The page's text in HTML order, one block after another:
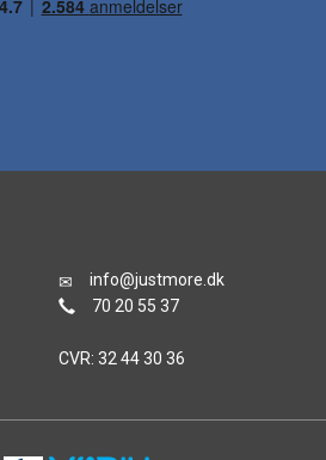
info@justmore.dk
70 20 55 37
CVR: 32 44 30 36